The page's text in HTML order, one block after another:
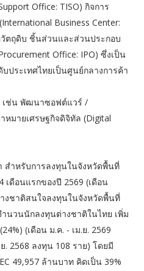
Office: TISO) กิจการ
Business Center:
ตถุดิบ ชิ้นส่วนและส่วนประกอบ
Office: IPO) ซึ่งเป็น
ประเทศไทยเป็นศูนย์กลางการค้า
เช่น พัฒนาซอฟต์แวร์ /
มายเศรษฐกิจดิจิทัล (Digital
หรับการลงทุนในจังหวัดพื้นที่
เดือนแรกของปี 2569 (เดือน
งชาติสนใจลงทุนในจังหวัดพื้นที่
ำนวนนักลงทุนต่างชาติในไทย เพิ่ม
(เดือน ม.ค. - เม.ย. 2569
. 2568 ลงทุน 108 ราย) โดยมี
49,957 ล้านบาท คิดเป็น 39%